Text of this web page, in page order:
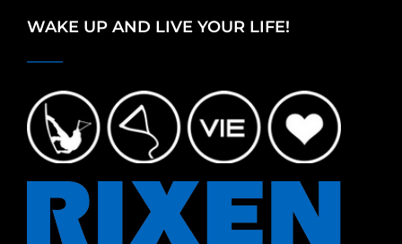
WAKE UP AND LIVE YOUR LIFE!